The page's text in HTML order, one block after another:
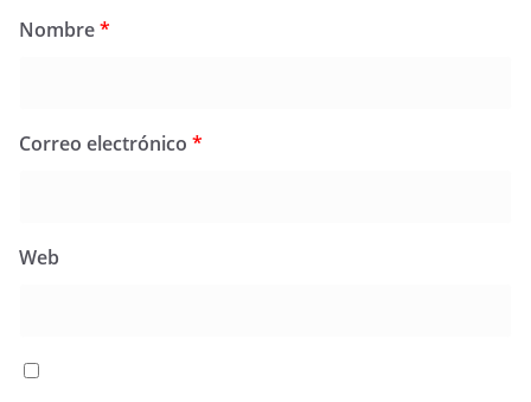
Nombre*
Correo electrónico *
Web